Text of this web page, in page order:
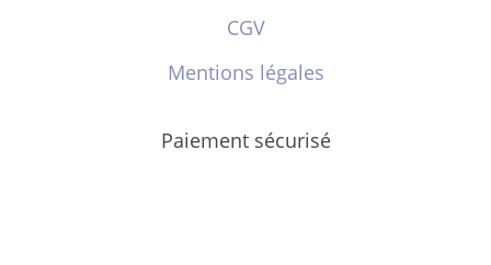
CGV
Mentions légales
Paiement sécurisé